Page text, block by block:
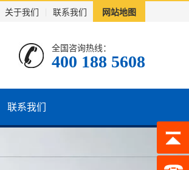
关于我们 联系我们 网站地图
全国咨询热线：
400 188 5608
联系我们